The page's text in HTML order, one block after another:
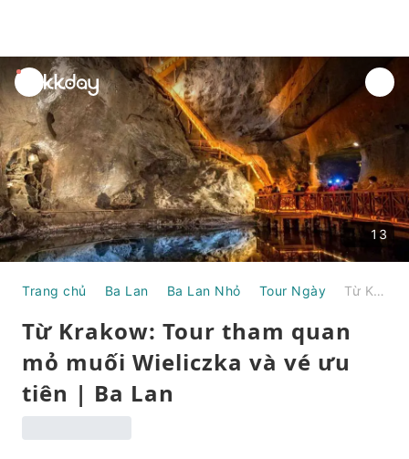
unread
notifications
13
Trang chủ Ba Lan Ba Lan Nhỏ Tour Ngày Từ Krakow: Tour tham quan mỏ muối Wieliczka và vé ưu tiên | Ba Lan
Từ Krakow: Tour tham quan
mỏ muối Wieliczka và vé ưu
tiên | Ba Lan